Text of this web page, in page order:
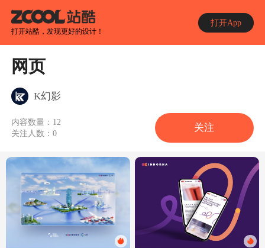
打开站酷，发现更好的设计！
打开App
网页
K幻影
内容数量： 12
关注人数：0
关注